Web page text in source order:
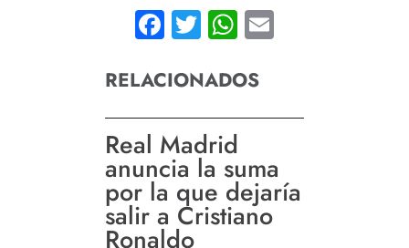
Facebook
TwitterWhatsApp
RELACIONADOS
Real Madrid
anuncia la suma
por la que dejaría
salir a Cristiano
Ronaldo